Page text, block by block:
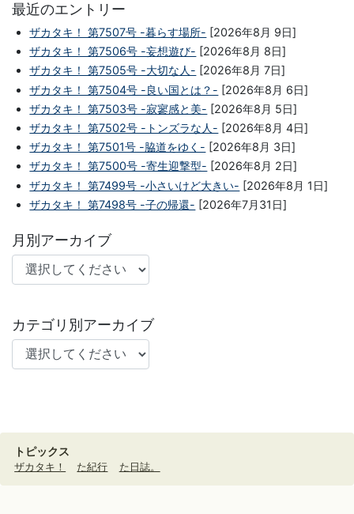
最近のエントリー
ザカタキ！ 第7507号 -暮らす場所- [2026年8月 9日]
ザカタキ！ 第7506号 -妄想遊び- [2026年8月 8日]
ザカタキ！ 第7505号 -大切な人- [2026年8月 7日]
ザカタキ！ 第7504号 -良い国とは？- [2026年8月 6日]
ザカタキ！ 第7503号 -寂寥感と美- [2026年8月 5日]
ザカタキ！ 第7502号 -トンズラな人- [2026年8月 4日]
ザカタキ！ 第7501号 -脇道をゆく- [2026年8月 3日]
ザカタキ！ 第7500号 -寄生迎撃型- [2026年8月 2日]
ザカタキ！ 第7499号 -小さいけど大きい- [2026年8月 1日]
ザカタキ！ 第7498号 -子の帰還- [2026年7月31日]
月別アーカイブ
カテゴリ別アーカイブ
トピックス
ザカタキ！ た紀行 た日誌。